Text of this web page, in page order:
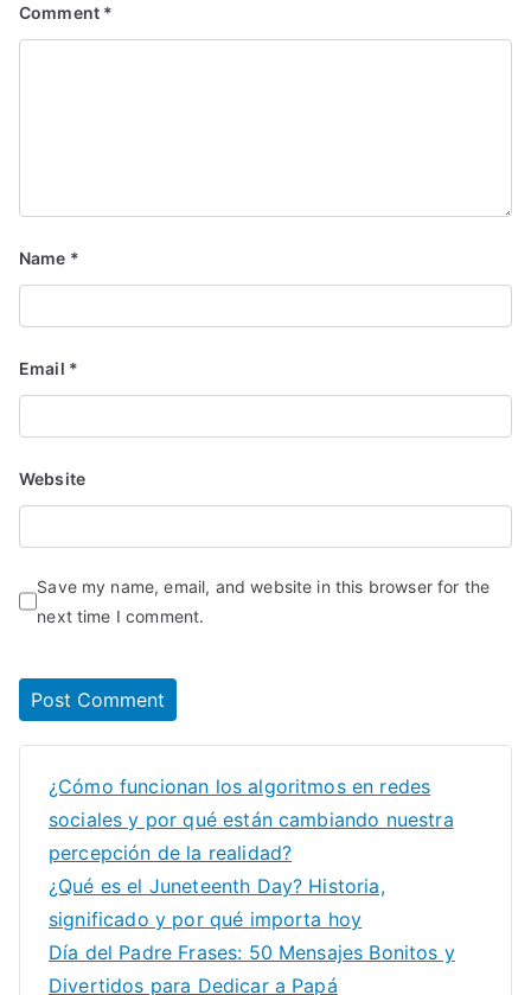
Comment *
Name *
Email *
Website
Save my name, email, and website in this browser for the
next time I comment.
¿Cómo funcionan los algoritmos en redes
sociales y por qué están cambiando nuestra
percepción de la realidad?
¿Qué es el Juneteenth Day? Historia,
significado y por qué importa hoy
Día del Padre Frases: 50 Mensajes Bonitos y
Divertidos para Dedicar a Papá